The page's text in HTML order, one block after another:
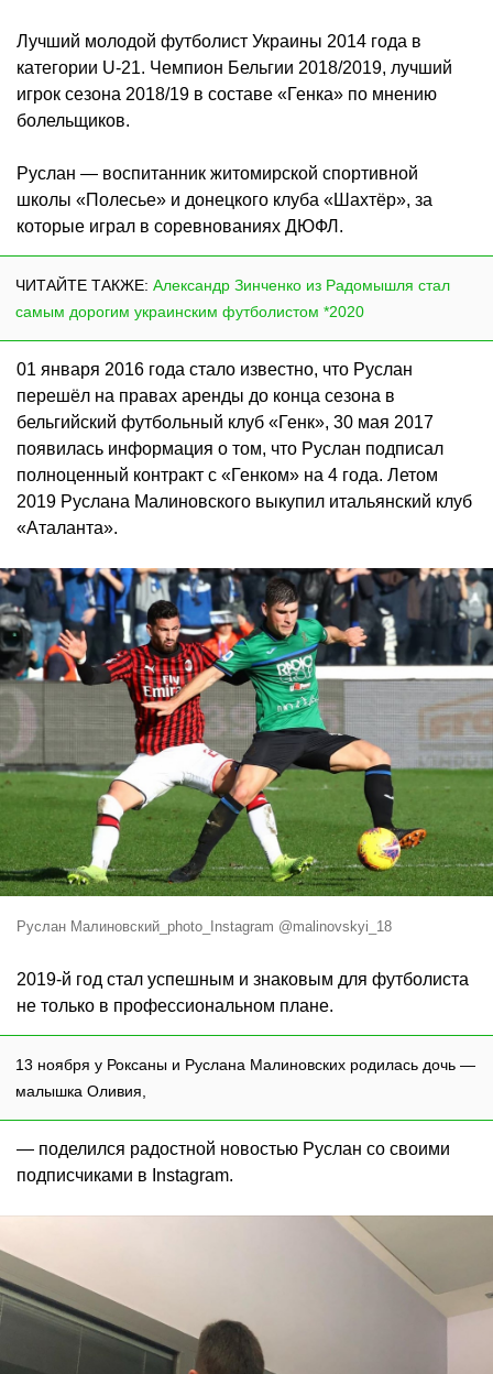
Лучший молодой футболист Украины 2014 года в
категории U-21. Чемпион Бельгии 2018/2019, лучший
игрок сезона 2018/19 в составе «Генка» по мнению
болельщиков.
Руслан — воспитанник житомирской спортивной
школы «Полесье» и донецкого клуба «Шахтёр», за
которые играл в соревнованиях ДЮФЛ.
ЧИТАЙТЕ ТАКЖЕ: Александр Зинченко из Радомышля стал
самым дорогим украинским футболистом *2020
01 января 2016 года стало известно, что Руслан
перешёл на правах аренды до конца сезона в
бельгийский футбольный клуб «Генк», 30 мая 2017
появилась информация о том, что Руслан подписал
полноценный контракт с «Генком» на 4 года. Летом
2019 Руслана Малиновского выкупил итальянский клуб
«Аталанта».
Руслан Малиновский_photo_Instagram @malinovskyi_18
2019-й год стал успешным и знаковым для футболиста
не только в профессиональном плане.
13 ноября у Роксаны и Руслана Малиновских родилась дочь —
малышка Оливия,
— поделился радостной новостью Руслан со своими
подписчиками в Instagram.